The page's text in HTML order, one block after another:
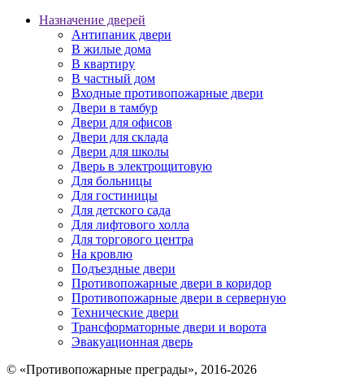
Назначение дверей
Антипаник двери
В жилые дома
В квартиру
В частный дом
Входные противопожарные двери
Двери в тамбур
Двери для офисов
Двери для склада
Двери для школы
Дверь в электрощитовую
Для больницы
Для гостиницы
Для детского сада
Для лифтового холла
Для торгового центра
На кровлю
Подъездные двери
Противопожарные двери в коридор
Противопожарные двери в серверную
Технические двери
Трансформаторные двери и ворота
Эвакуационная дверь
© «Противопожарные преграды», 2016-2026